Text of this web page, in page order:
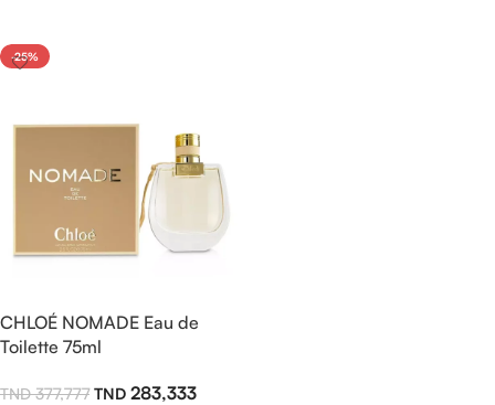
-25%
CHLOÉ NOMADE Eau de
Toilette 75ml
377,777 283,333